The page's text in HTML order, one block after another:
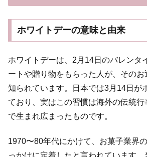
ホワイトデーの意味と由来
ホワイトデーは、2月14日のバレンタ
ートや贈り物をもらった人が、その
知られています。日本では3月14日が
ており、実はこの習慣は海外の伝統
で生まれ広まったものです。
1970〜80年代にかけて、お菓子業界